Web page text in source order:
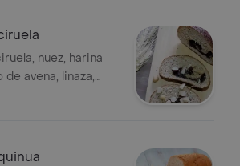
nuez, harina
de avena, linaza,
madre.